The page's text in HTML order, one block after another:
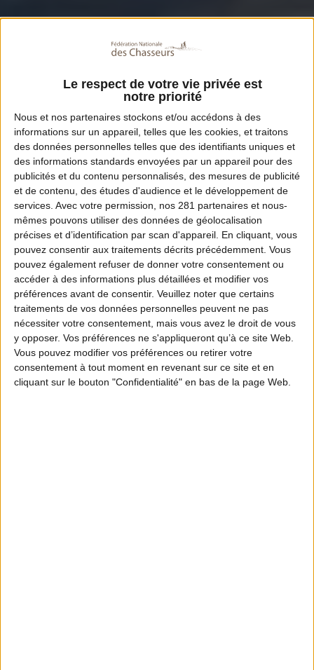
Le respect de votre vie privée est
notre priorité
Nous et nos partenaires stockons et/ou accédons à des
informations sur un appareil, telles que les cookies, et traitons
des données personnelles telles que des identifiants uniques et
des informations standards envoyées par un appareil pour des
publicités et du contenu personnalisés, des mesures de publicité
et de contenu, des études d'audience et le développement de
services. Avec votre permission, nos 281 partenaires et nous-
mêmes pouvons utiliser des données de géolocalisation
précises et d’identification par scan d'appareil. En cliquant, vous
pouvez consentir aux traitements décrits précédemment. Vous
pouvez également refuser de donner votre consentement ou
accéder à des informations plus détaillées et modifier vos
préférences avant de consentir. Veuillez noter que certains
traitements de vos données personnelles peuvent ne pas
nécessiter votre consentement, mais vous avez le droit de vous
y opposer. Vos préférences ne s'appliqueront qu’à ce site Web.
Vous pouvez modifier vos préférences ou retirer votre
consentement à tout moment en revenant sur ce site et en
cliquant sur le bouton "Confidentialité" en bas de la page Web.